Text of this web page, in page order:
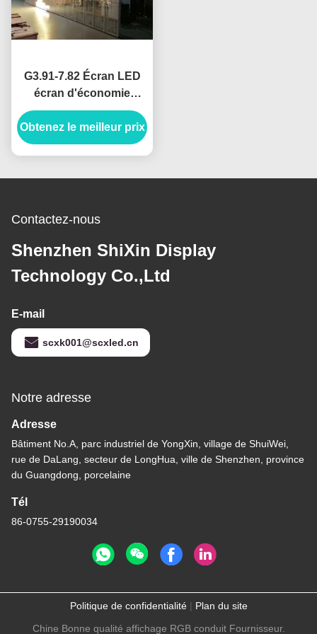
G3.91-7.82 Écran LED
écran d'économie
d'énergie à couleur
entière à l'intérieur 500
mm X 1000 mm Boîte
Obtenez le meilleur prix
Contactez-nous
Shenzhen ShiXin Display
Technology Co.,Ltd
E-mail
scxk001@scxled.cn
Notre adresse
Adresse
Bâtiment No.A, parc industriel de YongXin, village de ShuiWei,
rue de DaLang, secteur de LongHua, ville de Shenzhen, province
du Guangdong, porcelaine
Tél
86-0755-29190034
Politique de confidentialité| Plan du site
Chine Bonne qualité affichage RGB conduit Fournisseur.